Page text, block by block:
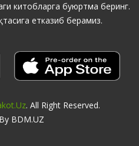
китобларга буюртма беринг.
етказиб берамиз.
. All Right Reserved.
BDM.UZ